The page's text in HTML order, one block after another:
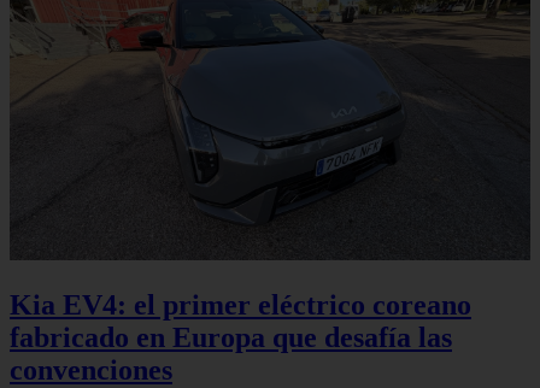
Kia EV4: el primer eléctrico coreano
fabricado en Europa que desafía las
convenciones